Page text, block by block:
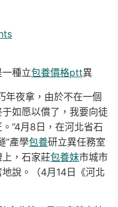
種立包養價格ptt異
年夜拿，由於不在一個
如愿以償了，我要向徒
”4月8日，在河北省石
”產學包養研立異任務室
，石家莊包養妹市城市
說。（4月14日《河北